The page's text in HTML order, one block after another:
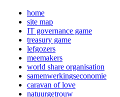
home
site map
IT governance game
treasury game
lefgozers
meemakers
world share organisation
samenwerkingseconomie
caravan of love
natuurgetrouw